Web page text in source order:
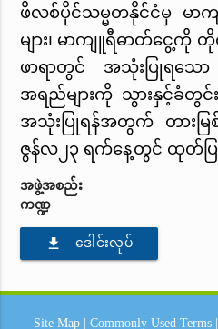
ဖိလစ်ပိုင်သမ္မတနိုင်ငံမှ မာ
များ၊ မာကျူရီဓာတ်ငွေ့ကို
ဖာရာတွင် အသုံးပြုရသော
အရည်များကို သွားနှင့်ခံတွင်
အသုံးပြုရန်အတွက် တားမြစ်
ဇွန်လ၂၃ ရက်နေ့တွင် ထုတ်ပြ
အဖွဲ့အစည်း
ကဏ္ဍ
file_download ဒေါင်းလုပ်
Site Map Commonly Used Terms